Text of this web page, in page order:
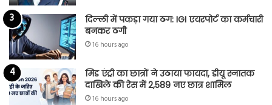
दिल्ली में पकड़ा गया ठग: IGI एयरपोर्ट का कर्मचारी
बनकर ठगी
16 hours ago
मिड एंट्री का छात्रों ने उठाया फायदा, डीयू स्नातक
दाखिले की रेस में 2,589 नए छात्र शामिल
16 hours ago